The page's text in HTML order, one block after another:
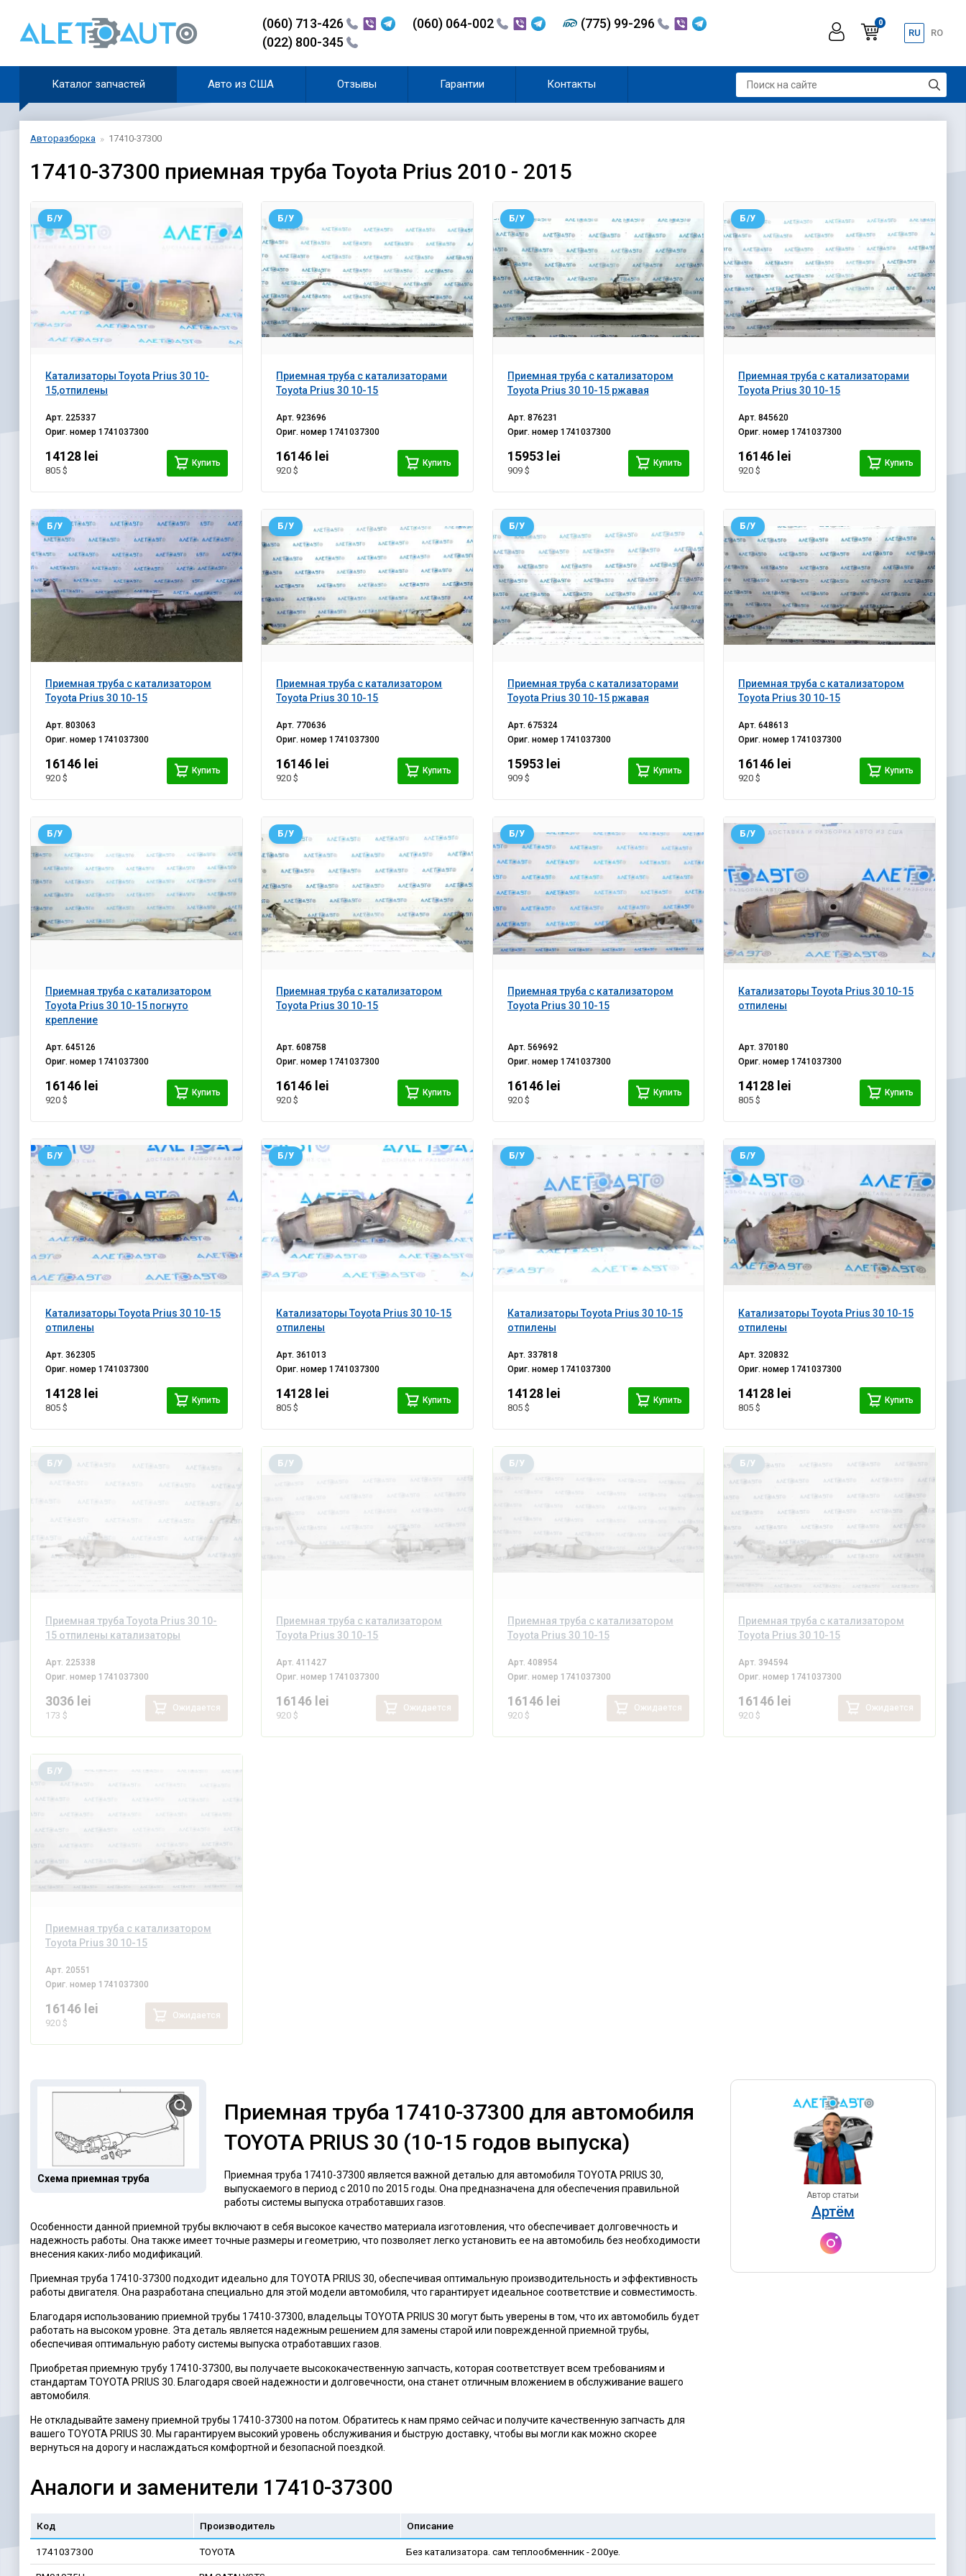
(060) 713-426 (060) 064-002
(775) 99-296
(022) 800-345
0
RU RO
Каталог запчастей Авто из США Отзывы Гарантии Контакты
Авторазборка 17410-37300
17410-37300 приемная труба Toyota Prius 2010 - 2015
Катализаторы Toyota Prius 30 10-
15,отпилены
Б/У
Арт. 225337
Ориг. номер1741037300
14128 lei
805 $
Купить
Приемная труба с катализаторами
Toyota Prius 30 10-15
Б/У
Арт.923696
Ориг. номер1741037300
16146 lei
920 $
Купить
Приемная труба с катализатором
Toyota Prius 30 10-15 ржавая
Б/У
Арт. 876231
Ориг. номер 1741037300
15953 lei
909 $
Купить
Приемная труба с катализаторами
Toyota Prius 30 10-15
Б/У
Арт.845620
Ориг. номер1741037300
16146 lei
920 $
Купить
Приемная труба с катализатором
Toyota Prius 30 10-15
Б/У
Арт.803063
Ориг. номер1741037300
16146 lei
920 $
Купить
Приемная труба с катализатором
Toyota Prius 30 10-15
Б/У
Арт. 770636
Ориг. номер1741037300
16146 lei
920 $
Купить
Приемная труба с катализаторами
Toyota Prius 30 10-15 ржавая
Б/У
Арт. 675324
Ориг. номер 1741037300
15953 lei
909 $
Купить
Приемная труба с катализатором
Toyota Prius 30 10-15
Б/У
Арт.648613
Ориг. номер1741037300
16146 lei
920 $
Купить
Приемная труба с катализатором
Toyota Prius 30 10-15 погнуто
крепление
Б/У
Арт.645126
Ориг. номер1741037300
16146 lei
920 $
Купить
Приемная труба с катализатором
Toyota Prius 30 10-15
Б/У
Арт.608758
Ориг. номер1741037300
16146 lei
920 $
Купить
Приемная труба с катализатором
Toyota Prius 30 10-15
Б/У
Арт. 569692
Ориг. номер 1741037300
16146 lei
920 $
Купить
Катализаторы Toyota Prius 30 10-15
отпилены
Б/У
Арт.370180
Ориг. номер1741037300
14128 lei
805 $
Купить
Катализаторы Toyota Prius 30 10-15
отпилены
Б/У
Арт.362305
Ориг. номер1741037300
14128 lei
805 $
Купить
Катализаторы Toyota Prius 30 10-15
отпилены
Б/У
Арт.361013
Ориг. номер1741037300
14128 lei
805 $
Купить
Катализаторы Toyota Prius 30 10-15
отпилены
Б/У
Арт. 337818
Ориг. номер 1741037300
14128 lei
805 $
Купить
Катализаторы Toyota Prius 30 10-15
отпилены
Б/У
Арт.320832
Ориг. номер1741037300
14128 lei
805 $
Купить
Приемная труба Toyota Prius 30 10-
15 отпилены катализаторы
Б/У
Арт. 225338
Ориг. номер 1741037300
3036 lei
173 $
Ожидается
Приемная труба с катализатором
Toyota Prius 30 10-15
Б/У
Арт.411427
Ориг. номер 1741037300
16146 lei
920 $
Ожидается
Приемная труба с катализатором
Toyota Prius 30 10-15
Б/У
Арт. 408954
Ориг. номер 1741037300
16146 lei
920 $
Ожидается
Приемная труба с катализатором
Toyota Prius 30 10-15
Б/У
Арт. 394594
Ориг. номер 1741037300
16146 lei
920 $
Ожидается
Приемная труба с катализатором
Toyota Prius 30 10-15
Б/У
Арт. 20551
Ориг. номер 1741037300
16146 lei
920 $
Ожидается
Схема приемная труба
Приемная труба 17410-37300 для автомобиля
TOYOTA PRIUS 30 (10-15 годов выпуска)
Приемная труба 17410-37300 является важной деталью для автомобиля TOYOTA PRIUS 30,
выпускаемого в период с 2010 по 2015 годы. Она предназначена для обеспечения правильной
работы системы выпуска отработавших газов.
Особенности данной приемной трубы включают в себя высокое качество материала изготовления, что обеспечивает долговечность и
надежность работы. Она также имеет точные размеры и геометрию, что позволяет легко установить ее на автомобиль без необходимости
внесения каких-либо модификаций.
Приемная труба 17410-37300 подходит идеально для TOYOTA PRIUS 30, обеспечивая оптимальную производительность и эффективность
работы двигателя. Она разработана специально для этой модели автомобиля, что гарантирует идеальное соответствие и совместимость.
Благодаря использованию приемной трубы 17410-37300, владельцы TOYOTA PRIUS 30 могут быть уверены в том, что их автомобиль будет
работать на высоком уровне. Эта деталь является надежным решением для замены старой или поврежденной приемной трубы,
обеспечивая оптимальную работу системы выпуска отработавших газов.
Приобретая приемную трубу 17410-37300, вы получаете высококачественную запчасть, которая соответствует всем требованиям и
стандартам TOYOTA PRIUS 30. Благодаря своей надежности и долговечности, она станет отличным вложением в обслуживание вашего
автомобиля.
Не откладывайте замену приемной трубы 17410-37300 на потом. Обратитесь к нам прямо сейчас и получите качественную запчасть для
вашего TOYOTA PRIUS 30. Мы гарантируем высокий уровень обслуживания и быструю доставку, чтобы вы могли как можно скорее
вернуться на дорогу и наслаждаться комфортной и безопасной поездкой.
Автор статьи
Артём
Аналоги и заменители 17410-37300
Код Производитель Описание
1741037300 TOYOTA Без катализатора. сам теплообменник - 200уе.